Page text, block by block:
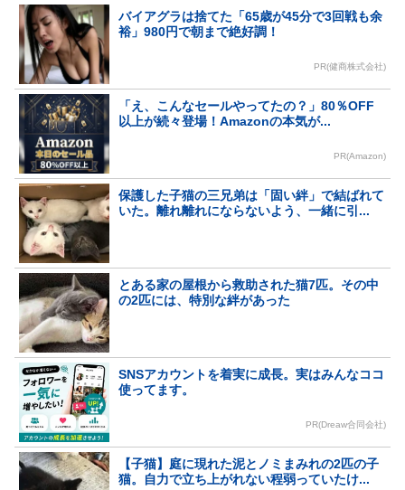
バイアグラは捨てた「65歳が45分で3回戦も余
裕」980円で朝まで絶好調！
PR(健商株式会社)
「え、こんなセールやってたの？」80％OFF
以上が続々登場！Amazonの本気が...
PR(Amazon)
保護した子猫の三兄弟は「固い絆」で結ばれて
いた。離れ離れにならないよう、一緒に引...
とある家の屋根から救助された猫7匹。その中
の2匹には、特別な絆があった
SNSアカウントを着実に成長。実はみんなココ
使ってます。
PR(Dreaw合同会社)
【子猫】庭に現れた泥とノミまみれの2匹の子
猫。自力で立ち上がれない程弱っていたけ...